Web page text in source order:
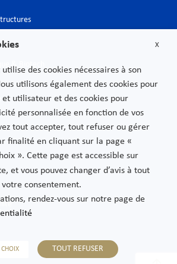
& Biotech
X
des cookies nécessaires à son
utilisons également des cookies pour
utilisateur et des cookies pour
personnalisée en fonction de vos
tout accepter, tout refuser ou gérer
finalité en cliquant sur la page «
». Cette page est accessible sur
et vous pouvez changer d’avis à tout
consentement.
rendez-vous sur notre page de
TOUT REFUSER